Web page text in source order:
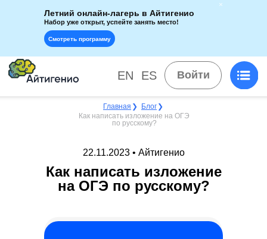
Смотреть программу
Летний онлайн-лагерь в Айтигенио
Набор уже открыт, успейте занять место!
Главная Блог
❯
❯
Как написать изложение на ОГЭ
по русскому?
Как написать изложение
на ОГЭ по русскому?
22.11.2023 • Айтигенио